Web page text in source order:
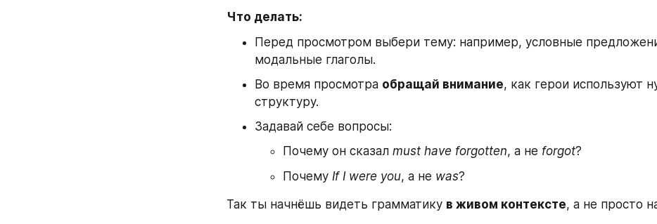
Что делать:
Перед просмотром выбери тему: например, условные
модальные глаголы.
Во время просмотра обращай внимание, как герои используют
структуру.
Задавай себе вопросы:
Почему он сказал must have forgotten, а не forgot?
Почему If I were you, а не was?
Так ты начнёшь видеть грамматику в живом контексте, а не просто